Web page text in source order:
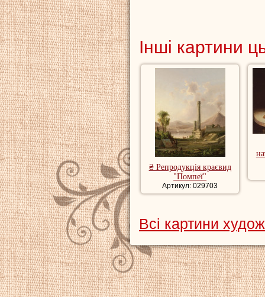
Інші картини
₴ Репродукція краєвид
"Помпеї"
Артикул: 029703
Всі картини